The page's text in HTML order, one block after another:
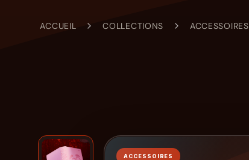
ACCUEIL COLLECTIONS ACCESSOIRES
ACCESSOIRES